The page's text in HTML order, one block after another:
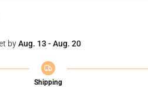
byAug. 13 - Aug. 20
Shipping